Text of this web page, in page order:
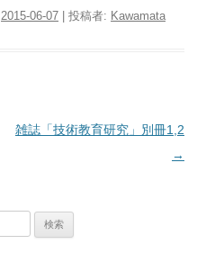
2015-06-07 投稿者: Kawamata
雑誌「技術教育研究」別冊1,2
→